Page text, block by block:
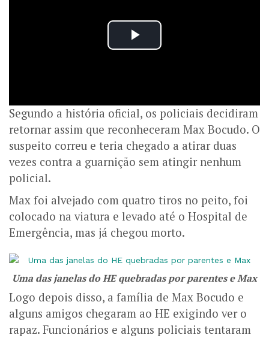
Segundo a história oficial, os policiais decidiram
retornar assim que reconheceram Max Bocudo. O
suspeito correu e teria chegado a atirar duas
vezes contra a guarnição sem atingir nenhum
policial.
Max foi alvejado com quatro tiros no peito, foi
colocado na viatura e levado até o Hospital de
Emergência, mas já chegou morto.
Uma das janelas do HE quebradas por parentes e Max
Logo depois disso, a família de Max Bocudo e
alguns amigos chegaram ao HE exigindo ver o
rapaz. Funcionários e alguns policiais tentaram